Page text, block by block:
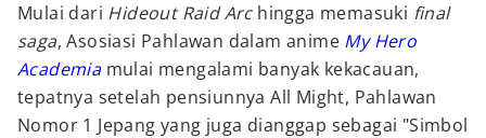
Mulai dari Hideout Raid Archingga memasuki final
saga, Asosiasi Pahlawan dalam anime My Hero
Academia mulai mengalami banyak kekacauan,
tepatnya setelah pensiunnya All Might, Pahlawan
Nomor 1 Jepang yang juga dianggap sebagai "Simbol